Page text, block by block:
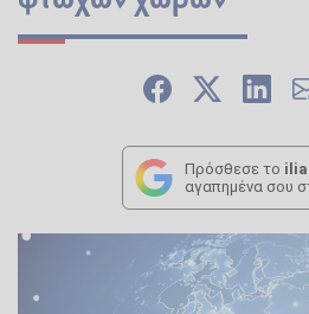
Πρόσθεσε το
αγαπημένα σου